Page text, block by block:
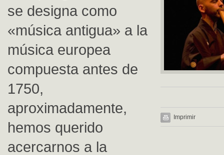
Imprimir
se designa como
«música antigua» a la
música europea
compuesta antes de
1750,
aproximadamente,
hemos querido
acercarnos a la